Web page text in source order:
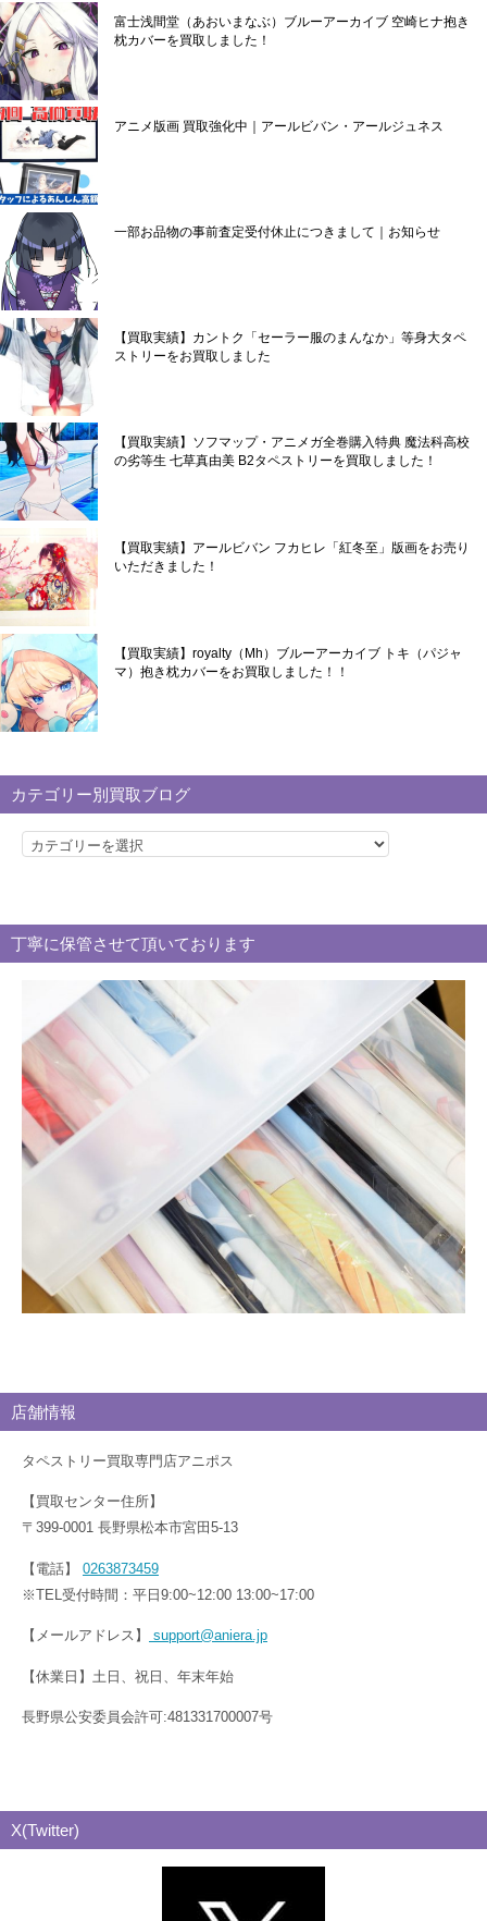
富士浅間堂（あおいまなぶ）ブルーアーカイブ 空崎ヒナ抱き
枕カバーを買取しました！
アニメ版画 買取強化中｜アールビバン・アールジュネス
一部お品物の事前査定受付休止につきまして｜お知らせ
【買取実績】カントク「セーラー服のまんなか」等身大タペ
ストリーをお買取しました
【買取実績】ソフマップ・アニメガ全巻購入特典 魔法科高校
の劣等生 七草真由美 B2タペストリーを買取しました！
【買取実績】アールビバン フカヒレ「紅冬至」版画をお売り
いただきました！
【買取実績】royalty（Mh）ブルーアーカイブ トキ（パジャ
マ）抱き枕カバーをお買取しました！！
カテゴリー別買取ブログ
カ
ー
ロ
グ
丁寧に保管させて頂いております
店舗情報
タペストリー買取専門店アニポス
【買取センター住所】
〒399-0001 長野県松本市宮田5-13
【電話】 0263873459
※TEL受付時間：平日9:00~12:00 13:00~17:00
【メールアドレス】 support@aniera.jp
【休業日】土日、祝日、年末年始
長野県公安委員会許可:481331700007号
X(Twitter)